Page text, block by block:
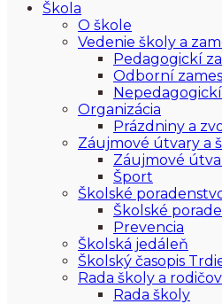
Škola
O škole
Vedenie školy a
Pedagogickí
Odborní
Organizácia
Prázdniny a
Záujmové útvary a
Záujmové
Šport
Školské
Školské
Prevencia
Školská jedáleň
Školský časopis
Rada školy a rodičov
Rada školy